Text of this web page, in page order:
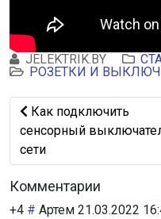
JELEKTRIK.BY
РОЗЕТКИ И
Предыдущий: Как
Как подключить
сенсорный
сети
Комментарии
+4 # Артем 21.03.2022